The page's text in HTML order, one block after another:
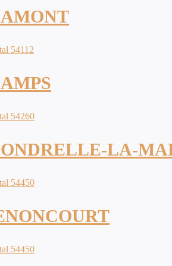
54112
54260
LA-
54450
54450